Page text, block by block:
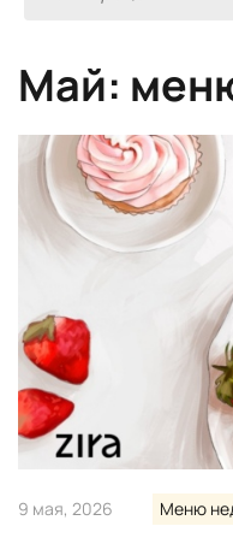
Май:
9 мая, 2026 Меню